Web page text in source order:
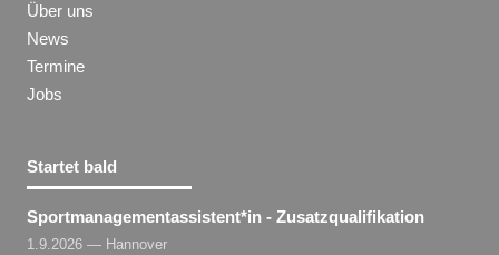
Über uns
News
Termine
Jobs
Startet bald
Sportmanagementassistent​*in - Zusatzqualifikation
1.9.2026 — Hannover